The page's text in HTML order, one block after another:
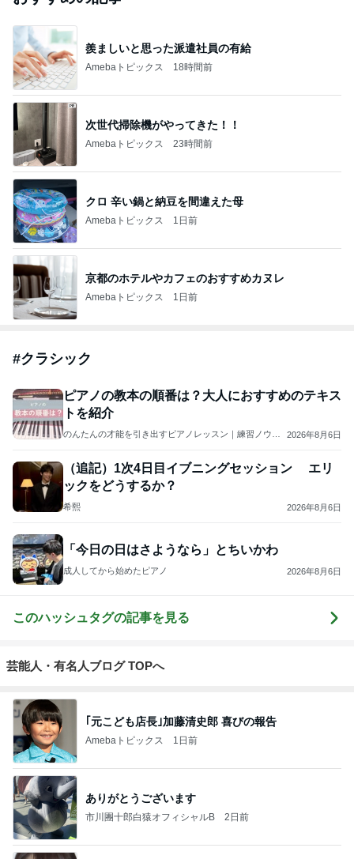
羨ましいと思った派遣社員の有給
Amebaトピックス 18時間前
次世代掃除機がやってきた！！
Amebaトピックス 23時間前
クロ 辛い鍋と納豆を間違えた母
Amebaトピックス 1日前
京都のホテルやカフェのおすすめカヌレ
Amebaトピックス 1日前
#クラシック
ピアノの教本の順番は？大人におすすめのテキス
トを紹介
のんたんの才能を引き出すピアノレッスン｜練習ノウハ
2026年8月6日
（追記）1次4日目イブニングセッション エリ
ックをどうするか？
希熙 2026年8月6日
「今日の日はさようなら」とちいかわ
成人してから始めたピアノ 2026年8月6日
このハッシュタグの記事を見る
芸能人・有名人ブログ TOPへ
｢元こども店長｣加藤清史郎 喜びの報告
Amebaトピックス 1日前
ありがとうございます
市川團十郎白猿オフィシャルB 2日前